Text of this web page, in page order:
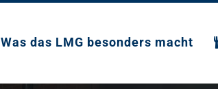
Was das LMG besonders macht